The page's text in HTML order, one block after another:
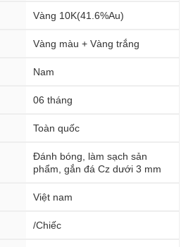
Vàng 10K(41.6%Au)
Vàng màu + Vàng trắng
Nam
06 tháng
Toàn quốc
Đánh bóng, làm sạch sản
phẩm, gắn đá Cz dưới 3 mm
Việt nam
/Chiếc